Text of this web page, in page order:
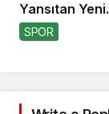
Yansıtan Yeni
Formasını
SPOR